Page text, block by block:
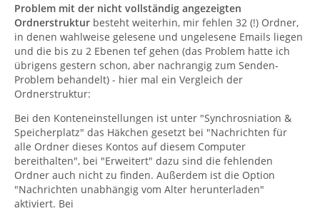
Problem mit der nicht vollständig angezeigten
Ordnerstruktur besteht weiterhin, mir fehlen 32 (!) Ordner,
in denen wahlweise gelesene und ungelesene Emails liegen
und die bis zu 2 Ebenen tef gehen (das Problem hatte ich
übrigens gestern schon, aber nachrangig zum Senden-
Problem behandelt) - hier mal ein Vergleich der
Ordnerstruktur:
Bei den Konteneinstellungen ist unter "Synchrosniation &
Speicherplatz" das Häkchen gesetzt bei "Nachrichten für
alle Ordner dieses Kontos auf diesem Computer
bereithalten", bei "Erweitert" dazu sind die fehlenden
Ordner auch nicht zu finden. Außerdem ist die Option
"Nachrichten unabhängig vom Alter herunterladen"
aktiviert. Bei